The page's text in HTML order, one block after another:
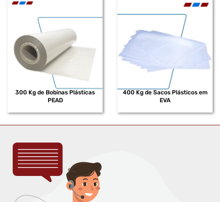
300 Kg de Bobinas Plásticas
PEAD
400 Kg de Sacos Plásticos em
EVA